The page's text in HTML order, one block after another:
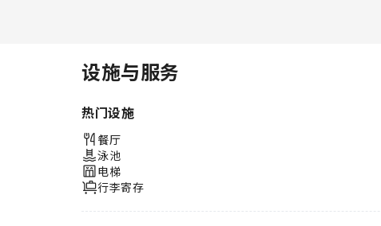
与哥伦布-布拉德利公园克拉里奥
波茵特酒店提供的各种娱乐活动。
疗设施放松身心，恢复活力。纵情
若您不想放弃日常锻炼，可以前往
住宿的健身中心，保持您的活力和
健康。
设施与服务
热门设施
餐厅
泳池
电梯
行李寄存